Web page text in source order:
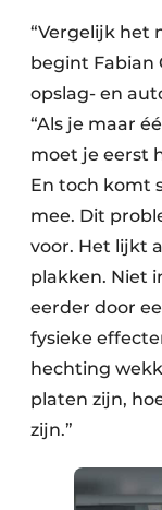
“Vergelijk het
begint Fabian
opslag- en
“Als je maar
moet je eerst
En toch komt
mee. Dit
voor. Het lijkt
plakken. Niet
eerder door
fysieke
hechting
platen zijn,
zijn.”